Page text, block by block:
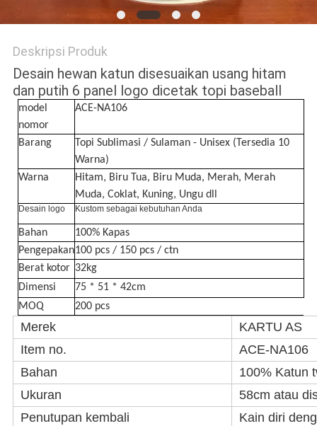
Deskripsi Produk
Desain hewan katun disesuaikan usang hitam
dan putih 6 panel logo dicetak topi baseball
model
nomor
ACE-NA106
Barang
Topi Sublimasi / Sulaman - Unisex (Tersedia 10
Warna)
Warna
Hitam, Biru Tua, Biru Muda, Merah, Merah
Muda, Coklat, Kuning, Ungu dll
Desain logo Kustom sebagai kebutuhan Anda
Bahan
100% Kapas
Pengepakan100 pcs / 150 pcs / ctn
Berat kotor 32kg
Dimensi
75 * 51 * 42cm
MOQ
200 pcs
Merek
KARTU AS
Item no.
ACE-NA106
Bahan
100% Katun
Ukuran
58cm atau
Penutupan kembali
Kain diri